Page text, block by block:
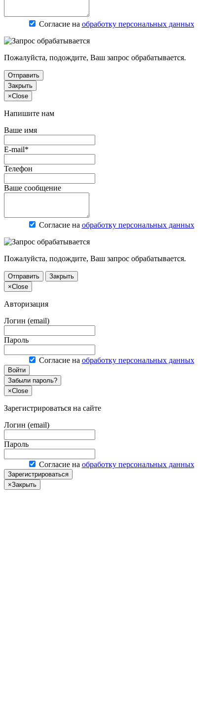
Согласие на обработку персональных данных
Пожалуйста, подождите, Ваш запрос обрабатывается.
Отправить
Закрыть
×Close
Напишите нам
Ваше имя
E-mail*
Телефон
Ваше сообщение
Согласие на обработку персональных данных
Пожалуйста, подождите, Ваш запрос обрабатывается.
Отправить
Закрыть
×Close
Авторизация
Логин (email)
Пароль
Согласие на обработку персональных данных
Войти
Забыли пароль?
×Close
Зарегистрироваться на сайте
Логин (email)
Пароль
Согласие на обработку персональных данных
Зарегистрироваться
×Закрыть